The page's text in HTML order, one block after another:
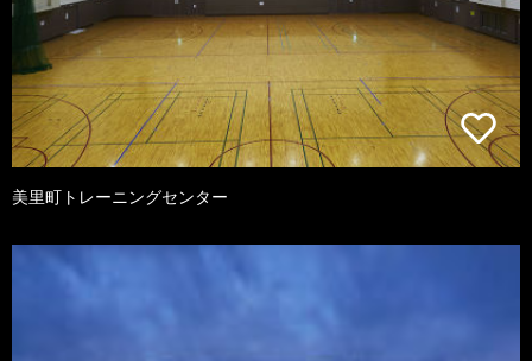
美里町トレーニングセンター